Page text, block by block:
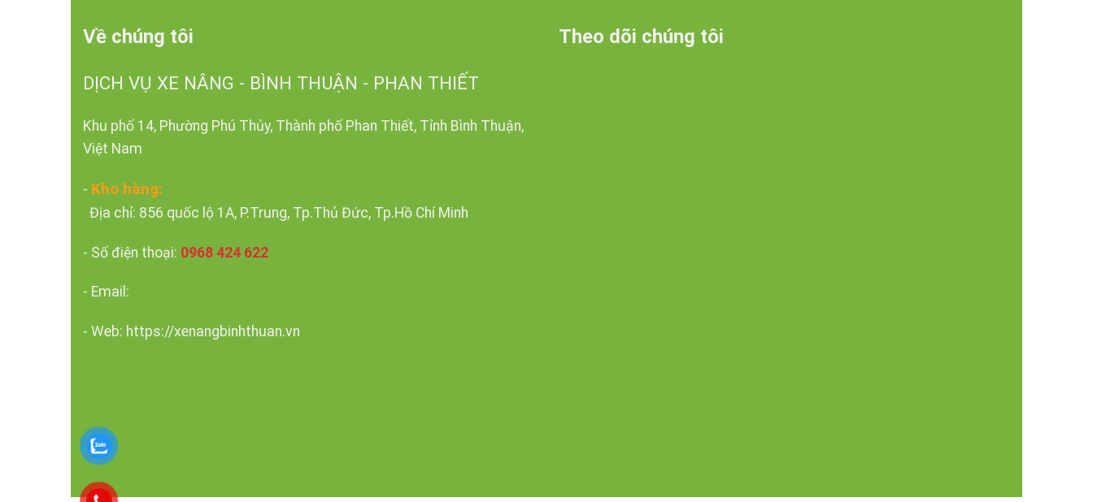
Về chúng tôi
DỊCH VỤ XE NÂNG - BÌNH THUẬN - PHAN THIẾT
Khu phố 14, Phường Phú Thủy, Thành phố Phan Thiết, Tỉnh Bình Thuận,
Việt Nam
- Kho hàng:
Địa chỉ: 856 quốc lộ 1A, P.Trung, Tp.Thủ Đức, Tp.Hồ Chí Minh
- Số điện thoại: 0968 424 622
- Email:
- Web: https://xenangbinhthuan.vn
Theo dõi chúng tôi